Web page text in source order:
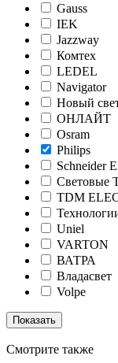
Gauss
IEK
Jazzway
Комтех
LEDEL
Navigator
Новый
ОНЛАЙТ
Osram
Philips
Schneider
Световые
TDM
Uniel
VARTON
ВАТРА
Владасвет
Volpe
Смотрите также